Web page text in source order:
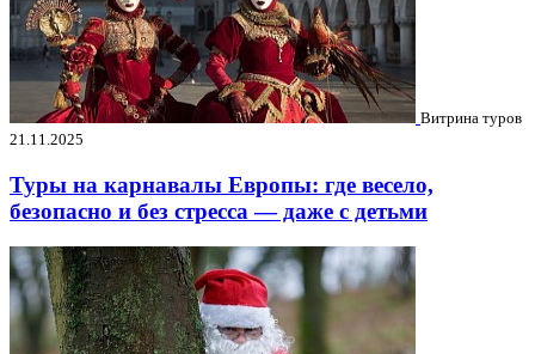
Витрина туров
21.11.2025
Туры на карнавалы Европы: где весело,
безопасно и без стресса — даже с детьми